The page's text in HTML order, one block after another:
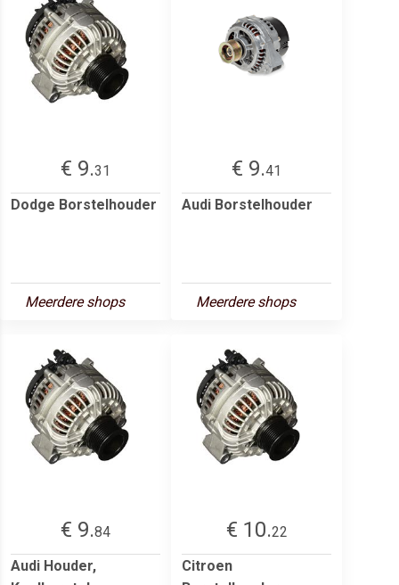
€ 9.31
Dodge Borstelhouder
Meerdere shops
€ 9.41
Audi Borstelhouder
Meerdere shops
€ 9.84
Audi Houder,
€ 10.22
Citroen